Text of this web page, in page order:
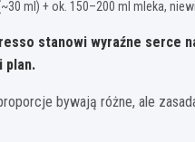
ml) + ok. 150–200 ml mleka,
stanowi wyraźne serce
plan.
bywają różne, ale